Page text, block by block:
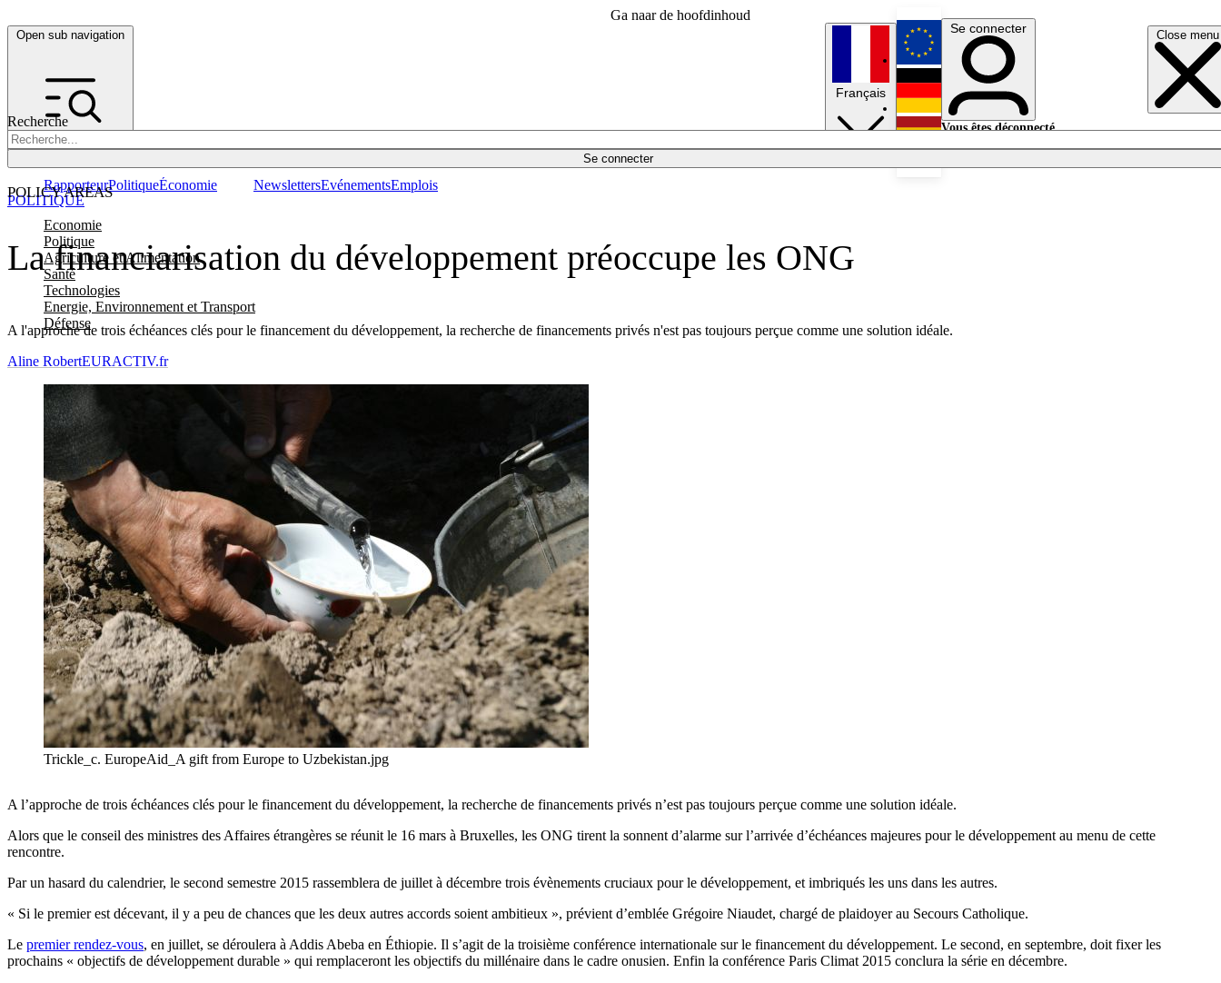
Ga naar de hoofdinhoud
Open sub navigation Close menu
Recherche
Se connecter
POLICY AREAS
Economie
Politique
Agriculture et Alimentation
Santé
Technologies
Energie, Environnement et Transport
Défense
RapporteurPolitiqueÉconomie NewslettersEvénementsEmplois
Français
English
Deutsch
Se connecter
Vous êtes déconnecté.
La financiarisation du développement préoccupe les ONG
A l'approche de trois échéances clés pour le financement du développement, la recherche de financements privés n'est pas toujours perçue comme une solution idéale.
POLITIQUE
Aline RobertEURACTIV.fr
Trickle_c. EuropeAid_A gift from Europe to Uzbekistan.jpg
A l’approche de trois échéances clés pour le financement du développement, la recherche de financements privés n’est pas toujours perçue comme une solution idéale.
Alors que le conseil des ministres des Affaires étrangères se réunit le 16 mars à Bruxelles, les ONG tirent la sonnent d’alarme sur l’arrivée d’échéances majeures pour le développement au menu de cette
rencontre.
Par un hasard du calendrier, le second semestre 2015 rassemblera de juillet à décembre trois évènements cruciaux pour le développement, et imbriqués les uns dans les autres.
« Si le premier est décevant, il y a peu de chances que les deux autres accords soient ambitieux », prévient d’emblée Grégoire Niaudet, chargé de plaidoyer au Secours Catholique.
Le premier rendez-vous, en juillet, se déroulera à Addis Abeba en Éthiopie. Il s’agit de la troisième conférence internationale sur le financement du développement. Le second, en septembre, doit fixer les
prochains « objectifs de développement durable » qui remplaceront les objectifs du millénaire dans le cadre onusien. Enfin la conférence Paris Climat 2015 conclura la série en décembre.